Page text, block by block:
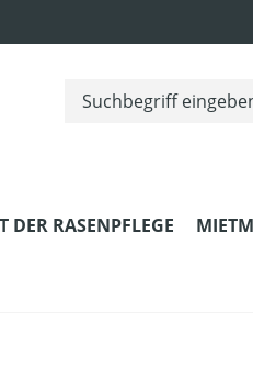
DER RASENPFLEGE